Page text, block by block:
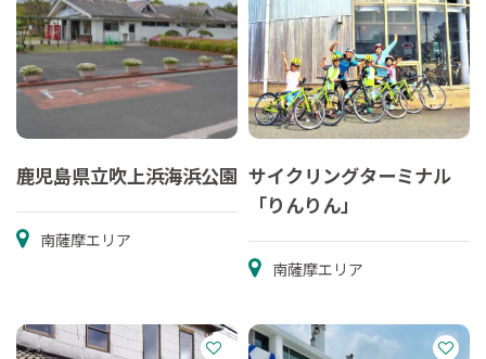
鹿児島県立吹上浜海浜公園
南薩摩エリア
サイクリングターミナル
「りんりん」
南薩摩エリア